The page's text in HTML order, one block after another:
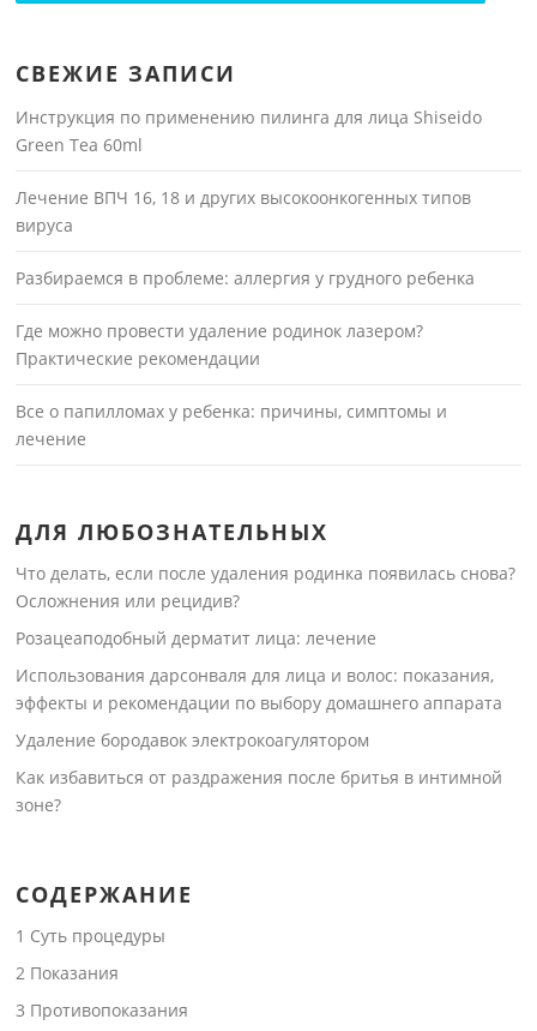
СВЕЖИЕ ЗАПИСИ
Инструкция по применению пилинга для лица Shiseido
Green Tea 60ml
Лечение ВПЧ 16, 18 и других высокоонкогенных типов
вируса
Разбираемся в проблеме: аллергия у грудного ребенка
Где можно провести удаление родинок лазером?
Практические рекомендации
Все о папилломах у ребенка: причины, симптомы и
лечение
ДЛЯ ЛЮБОЗНАТЕЛЬНЫХ
Что делать, если после удаления родинка появилась снова?
Осложнения или рецидив?
Розацеаподобный дерматит лица: лечение
Использования дарсонваля для лица и волос: показания,
эффекты и рекомендации по выбору домашнего аппарата
Удаление бородавок электрокоагулятором
Как избавиться от раздражения после бритья в интимной
зоне?
СОДЕРЖАНИЕ
1 Суть процедуры
2 Показания
3 Противопоказания